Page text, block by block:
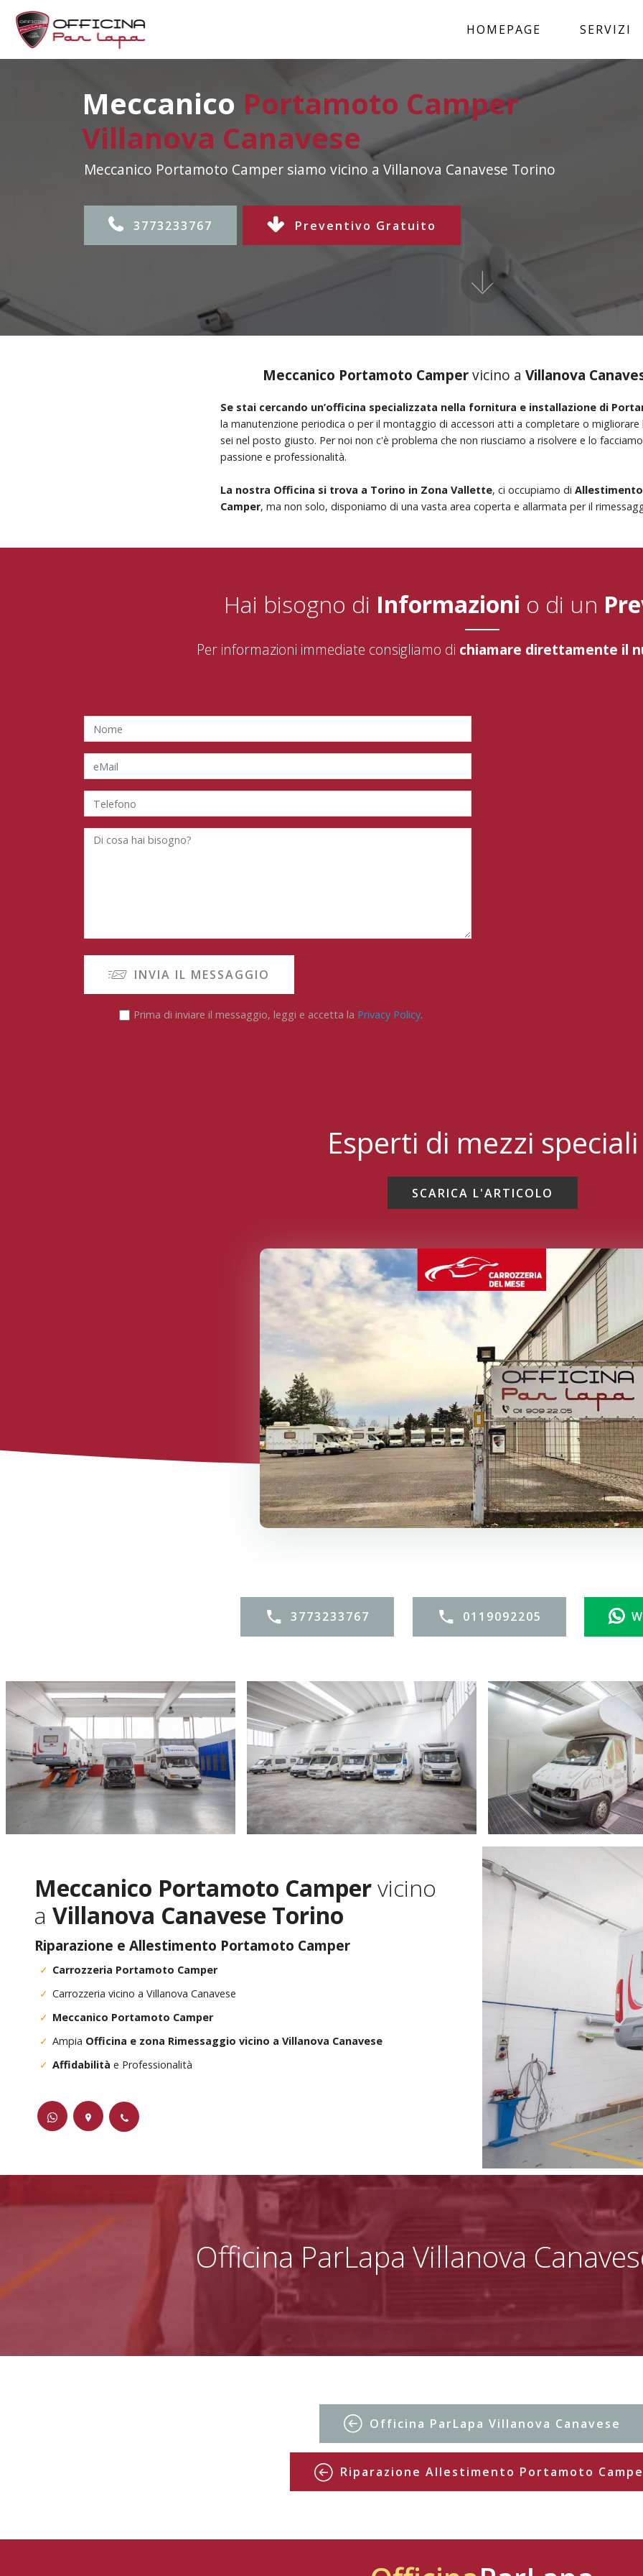
HOMEPAGE SERVIZI
Meccanico Portamoto Camper
Villanova Canavese
Meccanico Portamoto Camper siamo vicino a Villanova Canavese Torino
3773233767 Preventivo Gratuito
Meccanico Portamoto Campervicino a Villanova
Se stai cercando un’officina specializzata nella fornitura e installazione di
la manutenzione periodica o per il montaggio di accessori atti a completare o migliorare
sei nel posto giusto. Per noi non c'è problema che non riusciamo a risolvere e lo
passione e professionalità.
La nostra Officina si trova a Torino in Zona Vallette, ci occupiamo di
Camper, ma non solo, disponiamo di una vasta area coperta e allarmata per il
Hai bisogno di Informazioni o di un
Per informazioni immediate consigliamo di chiamare direttamente il
INVIA IL MESSAGGIO
Prima di inviare il messaggio, leggi e accetta la Privacy Policy.
Esperti di mezzi speciali
SCARICA L'ARTICOLO
3773233767 0119092205
Meccanico Portamoto Campervicino
a Villanova Canavese Torino
Riparazione e Allestimento Portamoto Camper
Carrozzeria Portamoto Camper
Carrozzeria vicino a Villanova Canavese
Meccanico Portamoto Camper
Ampia Officina e zona Rimessaggio vicino a Villanova Canavese
Affidabilità e Professionalità
Officina ParLapa Villanova
Officina ParLapa Villanova Canavese
Riparazione Allestimento Portamoto